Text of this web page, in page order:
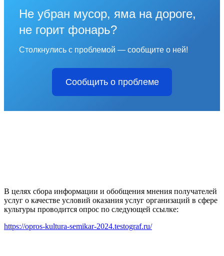
Не убран мусор, яма на дороге,
не горит фонарь?
Столкнулись с проблемой — сообщите о ней!
Сообщить о проблеме
В целях сбора информации и обобщения мнения получателей
услуг о качестве условий оказания услуг организаций в сфере
культуры проводится опрос по следующей ссылке:
https://opros-kultura-semikar-2024.testograf.ru/